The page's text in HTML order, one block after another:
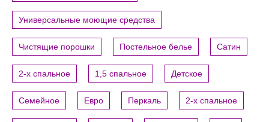
Универсальные моющие средства
Чистящие порошки Постельное белье Сатин
2-х спальное 1,5 спальное Детское
Семейное Евро Перкаль 2-х спальное